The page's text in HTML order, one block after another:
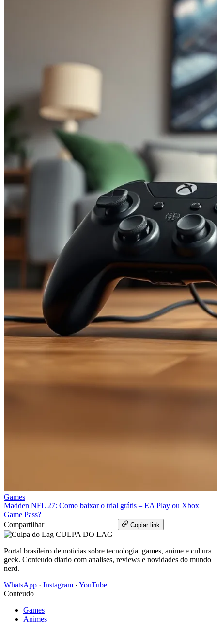
Games
Madden NFL 27: Como baixar o trial grátis – EA Play ou Xbox
Game Pass?
Compartilhar
Copiar link
CULPA DO LAG
Portal brasileiro de noticias sobre tecnologia, games, anime e cultura
geek. Conteudo diario com analises, reviews e novidades do mundo
nerd.
WhatsApp · Instagram · YouTube
Conteudo
Games
Animes